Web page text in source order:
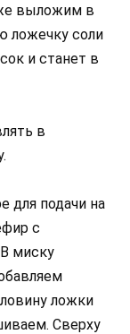
выложим в
ложечку соли
и станет в
в
для подачи на
с
миску
ложки
Сверху